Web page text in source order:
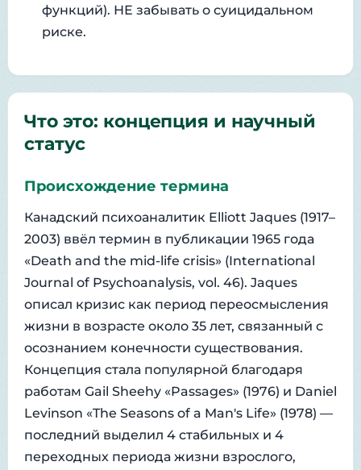
функций). НЕ забывать о суицидальном
риске.
Что это: концепция и научный
статус
Происхождение термина
Канадский психоаналитик Elliott Jaques (1917–
2003) ввёл термин в публикации 1965 года
«Death and the mid-life crisis» (International
Journal of Psychoanalysis, vol. 46). Jaques
описал кризис как период переосмысления
жизни в возрасте около 35 лет, связанный с
осознанием конечности существования.
Концепция стала популярной благодаря
работам Gail Sheehy «Passages» (1976) и Daniel
Levinson «The Seasons of a Man's Life» (1978) —
последний выделил 4 стабильных и 4
переходных периода жизни взрослого,